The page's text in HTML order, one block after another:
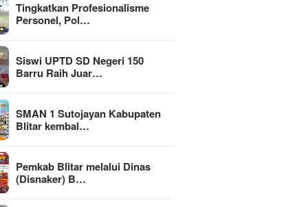
Tingkatkan Profesionalisme
Personel, Pol…
Siswi UPTD SD Negeri 150
Barru Raih Juar…
SMAN 1 Sutojayan Kabupaten
Blitar kembal…
Pemkab Blitar melalui Dinas
(Disnaker) B…